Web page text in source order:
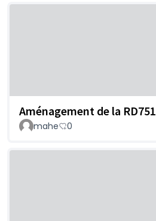
Aménagement de la RD751
mahe
0